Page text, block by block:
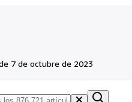
7 de octubre de 2023